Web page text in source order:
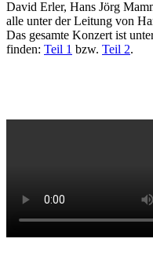
David Erler, Hans Jörg
alle unter der Leitung von
Das gesamte Konzert ist
finden: Teil 1 bzw. Teil 2.